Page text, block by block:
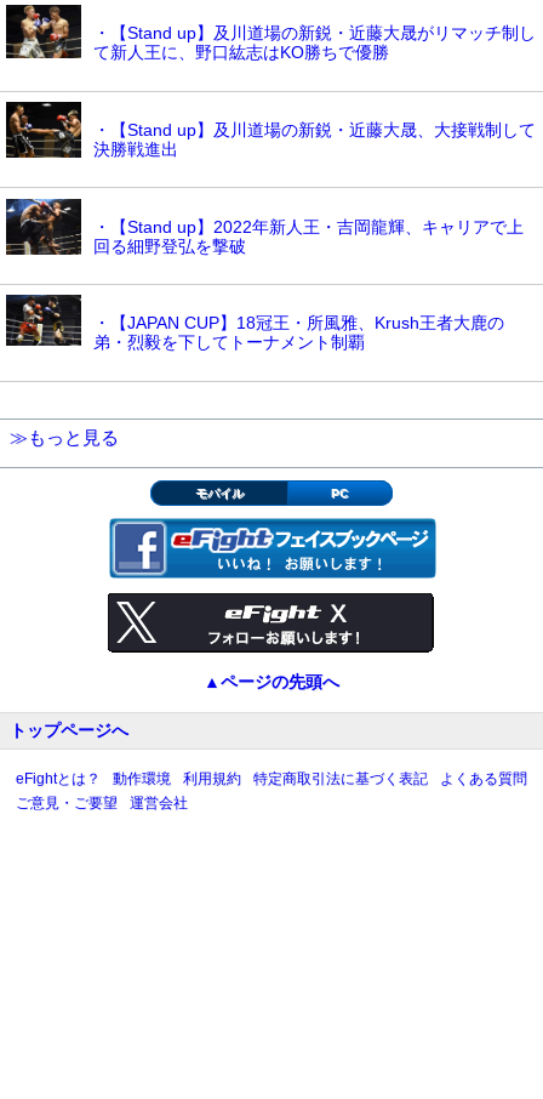
・【Stand up】及川道場の新鋭・近藤大晟がリマッチ制し
て新人王に、野口紘志はKO勝ちで優勝
・【Stand up】及川道場の新鋭・近藤大晟、大接戦制して
決勝戦進出
・【Stand up】2022年新人王・吉岡龍輝、キャリアで上
回る細野登弘を撃破
・【JAPAN CUP】18冠王・所風雅、Krush王者大鹿の
弟・烈毅を下してトーナメント制覇
≫もっと見る
モバイル PC
▲ページの先頭へ
トップページへ
eFightとは？ 動作環境 利用規約 特定商取引法に基づく表記
よくある質問
ご意見・ご要望
運営会社